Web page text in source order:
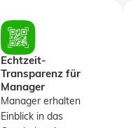
Echtzeit-
Transparenz für
Manager
Manager erhalten
Einblick in das